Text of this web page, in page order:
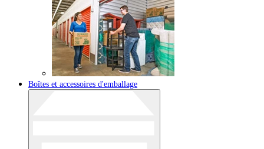
Boîtes et accessoires d'emballage